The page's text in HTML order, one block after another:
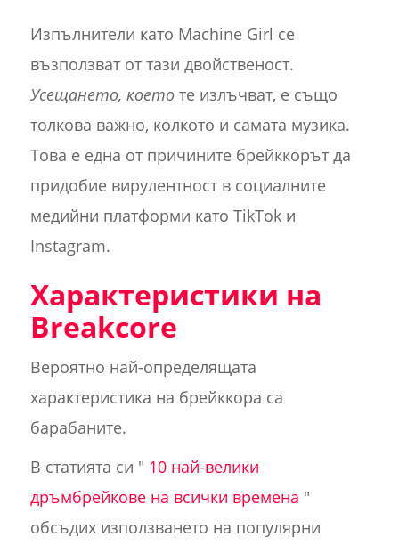
Изпълнители като Machine Girl се
възползват от тази двойственост.
Усещането, коетоте излъчват, е също
толкова важно, колкото и самата музика.
Това е една от причините брейккорът да
придобие вирулентност в социалните
медийни платформи като TikTok и
Instagram.
Характеристики на
Breakcore
Вероятно най-определящата
характеристика на брейккора са
барабаните.
В статията си " 10 най-велики
дръмбрейкове на всички времена "
обсъдих използването на популярни